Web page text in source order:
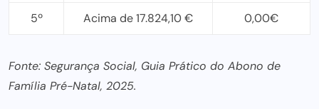
5º Acima de 17.824,10 € 0,00€
Fonte: Segurança Social, Guia Prático do Abono de
Família Pré-Natal, 2025.